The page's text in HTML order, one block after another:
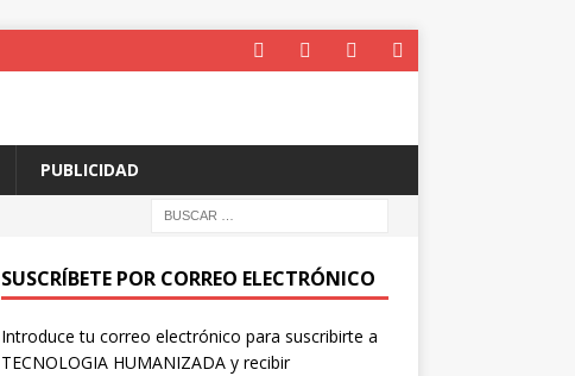
PUBLICIDAD
SUSCRÍBETE POR CORREO ELECTRÓNICO
Introduce tu correo electrónico para suscribirte a
TECNOLOGIA HUMANIZADA y recibir